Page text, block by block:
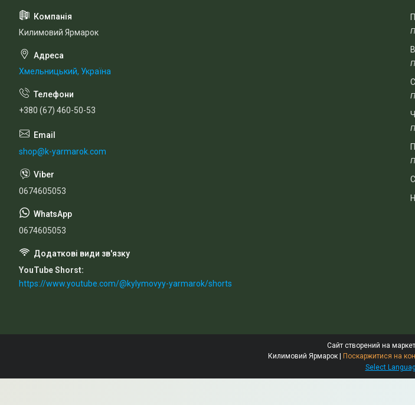
Килимовий Ярмарок
Хмельницький, Україна
+380 (67) 460-50-53
shop@k-yarmarok.com
0674605053
0674605053
YouTube Shorst
https://www.youtube.com/@kylymovyy-yarmarok/shorts
Сайт створений на
Поскаржитися на
Select